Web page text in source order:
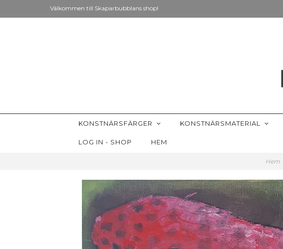
Välkommen till Skaparbubblans shop!
KONSTNÄRSFÄRGER KONSTNÄRSMATERIAL
LOG IN - SHOP HEM
Hem